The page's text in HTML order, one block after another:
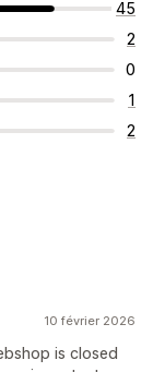
45
2
0
1
2
10 février 2026
is closed